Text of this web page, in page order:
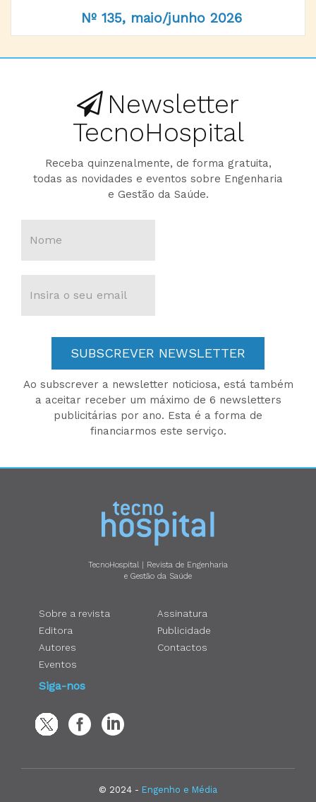
Nº 135, maio/junho 2026
Newsletter
TecnoHospital
Receba quinzenalmente, de forma gratuita,
todas as novidades e eventos sobre Engenharia
e Gestão da Saúde.
SUBSCREVER NEWSLETTER
Ao subscrever a newsletter noticiosa, está também
a aceitar receber um máximo de 6 newsletters
publicitárias por ano. Esta é a forma de
financiarmos este serviço.
TecnoHospital | Revista de Engenharia
e Gestão da Saúde
Sobre a revista
Editora
Autores
Eventos
Assinatura
Publicidade
Contactos
Siga-nos
© 2024 - Engenho e Média